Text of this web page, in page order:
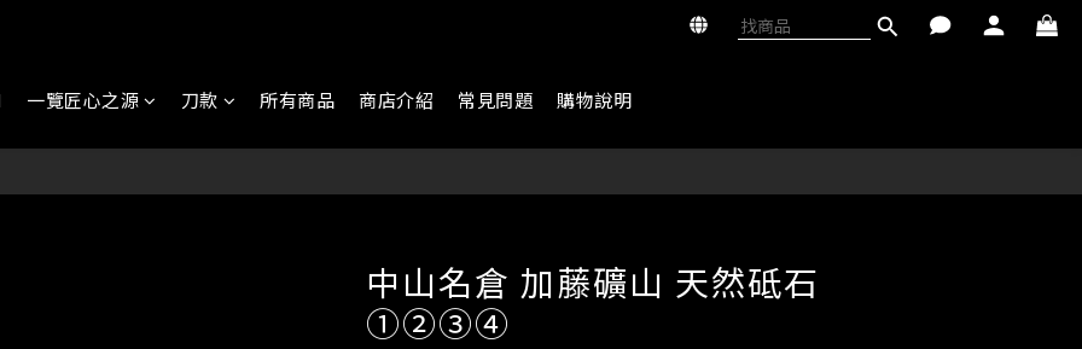
一覽匠心之源 刀款 所有商品 商店介紹 常見問題 購物說明
中山名倉 加藤礦山 天然砥石
①②③④